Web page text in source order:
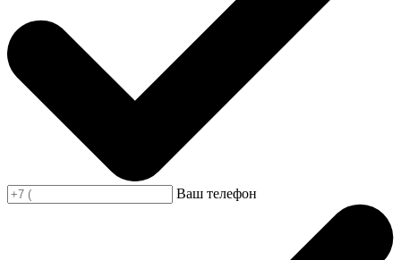
Ваш телефон